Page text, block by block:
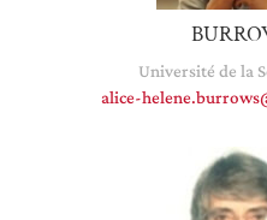
Université de la
alice-